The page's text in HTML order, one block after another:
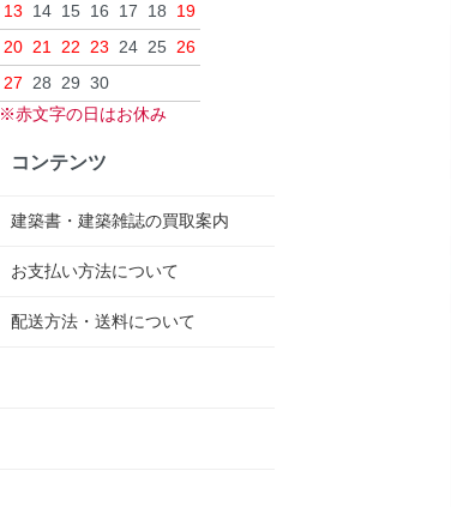
13
14 15 16 17 18
19
20 21 22 23 24 25 26
27 28 29 30
※赤文字の日はお休み
コンテンツ
建築書・建築雑誌の買取案内
お支払い方法について
配送方法・送料について